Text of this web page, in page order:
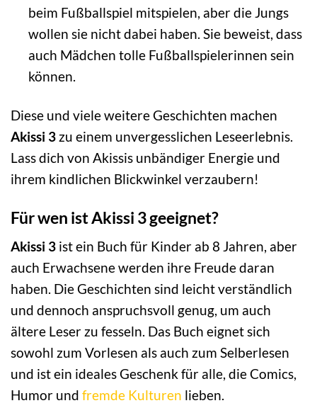
beim Fußballspiel mitspielen, aber die Jungs
wollen sie nicht dabei haben. Sie beweist, dass
auch Mädchen tolle Fußballspielerinnen sein
können.
Diese und viele weitere Geschichten machen
Akissi 3 zu einem unvergesslichen Leseerlebnis.
Lass dich von Akissis unbändiger Energie und
ihrem kindlichen Blickwinkel verzaubern!
Für wen ist Akissi 3 geeignet?
Akissi 3 ist ein Buch für Kinder ab 8 Jahren, aber
auch Erwachsene werden ihre Freude daran
haben. Die Geschichten sind leicht verständlich
und dennoch anspruchsvoll genug, um auch
ältere Leser zu fesseln. Das Buch eignet sich
sowohl zum Vorlesen als auch zum Selberlesen
und ist ein ideales Geschenk für alle, die Comics,
Humor und fremde Kulturen lieben.